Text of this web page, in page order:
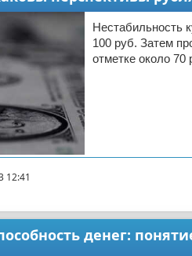
Нестабильность
100 руб. Затем
отметке около
12:41
денег: